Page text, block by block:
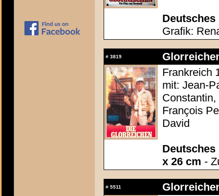
Deutsches
Grafik:
# 3819
Frankreich
mit: Jean-
François
David
x 26 cm -
# 5511